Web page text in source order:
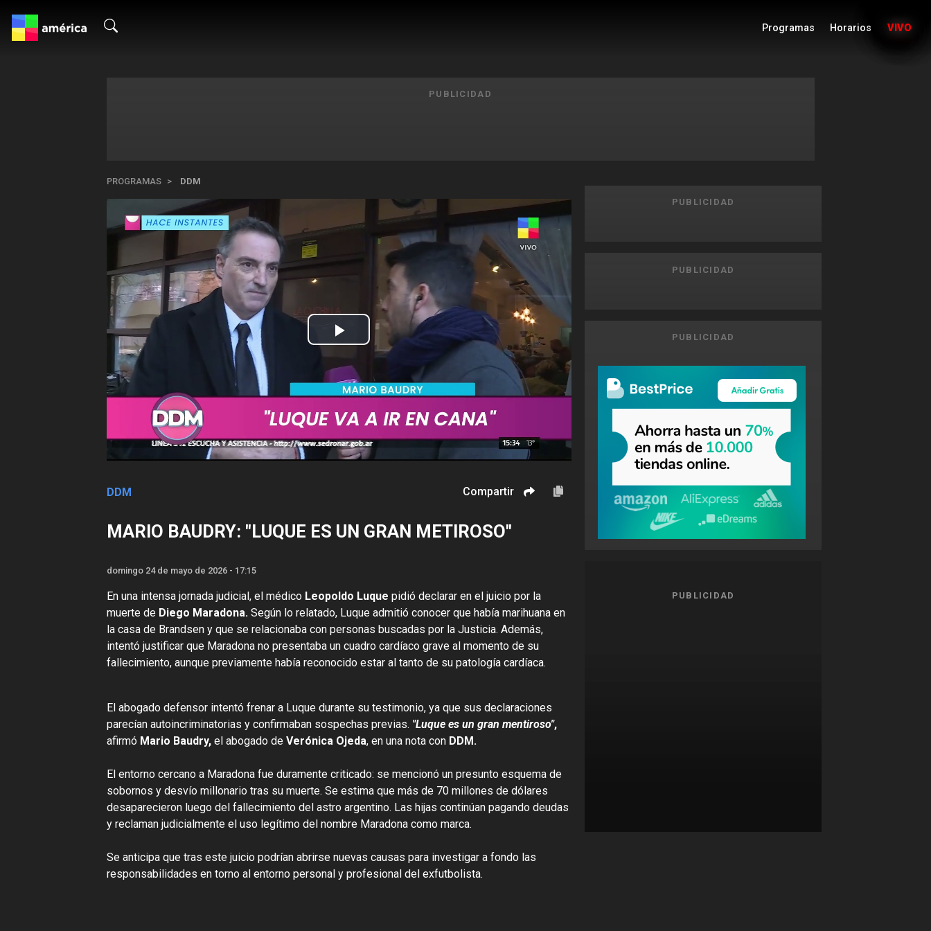
Programas Horarios VIVO
PUBLICIDAD
PROGRAMAS DDM
Play
Video
DDM Compartir
MARIO BAUDRY: "LUQUE ES UN GRAN METIROSO"
domingo 24 de mayo de 2026 - 17:15
En una intensa jornada judicial, el médico Leopoldo Luque pidió declarar en el juicio por la
muerte de Diego Maradona. Según lo relatado, Luque admitió conocer que había marihuana en
la casa de Brandsen y que se relacionaba con personas buscadas por la Justicia. Además,
intentó justificar que Maradona no presentaba un cuadro cardíaco grave al momento de su
fallecimiento, aunque previamente había reconocido estar al tanto de su patología cardíaca.
El abogado defensor intentó frenar a Luque durante su testimonio, ya que sus declaraciones
parecían autoincriminatorias y confirmaban sospechas previas. "Luque es un gran mentiroso",
afirmó Mario Baudry, el abogado de Verónica Ojeda, en una nota con DDM.
El entorno cercano a Maradona fue duramente criticado: se mencionó un presunto esquema de
sobornos y desvío millonario tras su muerte. Se estima que más de 70 millones de dólares
desaparecieron luego del fallecimiento del astro argentino. Las hijas continúan pagando deudas
y reclaman judicialmente el uso legítimo del nombre Maradona como marca.
Se anticipa que tras este juicio podrían abrirse nuevas causas para investigar a fondo las
responsabilidades en torno al entorno personal y profesional del exfutbolista.
PUBLICIDAD
PUBLICIDAD
PUBLICIDAD
PUBLICIDAD